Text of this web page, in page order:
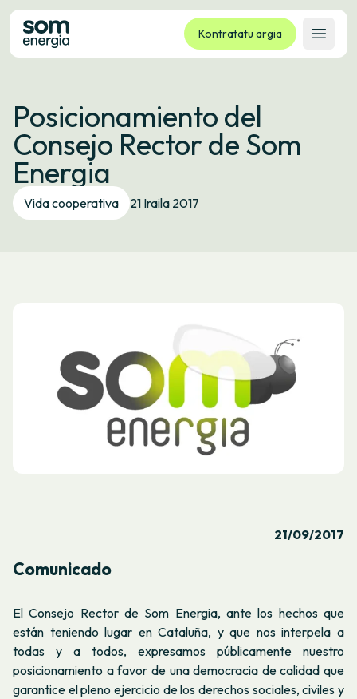
Kontratatu argia
Ireki
Tarifak
Zerbitzuak
Enpresak
Kooperatiba
Kontaktua
Posicionamiento del
Consejo Rector de Som
Energia
Vida cooperativa 21 Iraila 2017
21/09/2017
Comunicado
El Consejo Rector de Som Energia, ante los hechos que
están teniendo lugar en Cataluña, y que nos interpela a
todas y a todos, expresamos públicamente nuestro
posicionamiento a favor de una democracia de calidad que
garantice el pleno ejercicio de los derechos sociales, civiles y